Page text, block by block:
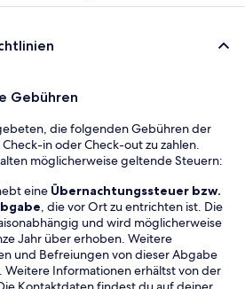
Gebühren
die folgenden Gebühren der
in oder Check-out zu zahlen.
möglicherweise geltende Steuern:
eine Übernachtungssteuer bzw.
, die vor Ort zu entrichten ist. Die
und wird möglicherweise
Jahr über erhoben. Weitere
und Befreiungen von dieser Abgabe
Weitere Informationen erhältst von der